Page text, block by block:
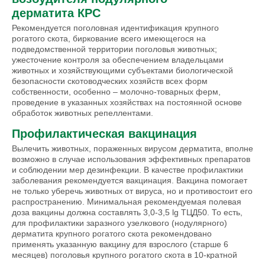
дерматита КРС
Рекомендуется поголовная идентификация крупного
рогатого скота, биркование всего имеющегося на
подведомственной территории поголовья животных;
ужесточение контроля за обеспечением владельцами
животных и хозяйствующими субъектами биологической
безопасности скотоводческих хозяйств всех форм
собственности, особенно – молочно-товарных ферм,
проведение в указанных хозяйствах на постоянной основе
обработок животных репеллентами.
Профилактическая вакцинация
Вылечить животных, пораженных вирусом дерматита, вполне
возможно в случае использования эффективных препаратов
и соблюдении мер дезинфекции. В качестве профилактики
заболевания рекомендуется вакцинация. Вакцина помогает
не только уберечь животных от вируса, но и противостоит его
распространению. Минимальная рекомендуемая полевая
доза вакцины должна составлять 3,0-3,5 lg ТЦД50. То есть,
для профилактики заразного узелкового (нодулярного)
дерматита крупного рогатого скота рекомендовано
применять указанную вакцину для взрослого (старше 6
месяцев) поголовья крупного рогатого скота в 10-кратной